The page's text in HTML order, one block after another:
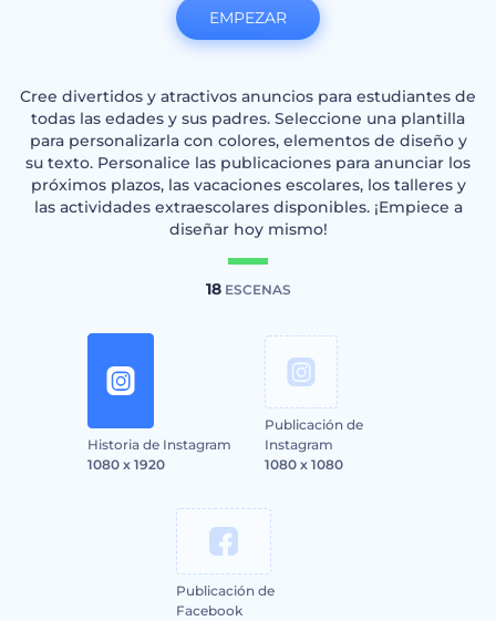
Cree divertidos y atractivos anuncios para estudiantes de
todas las edades y sus padres. Seleccione una plantilla
para personalizarla con colores, elementos de diseño y
su texto. Personalice las publicaciones para anunciar los
próximos plazos, las vacaciones escolares, los talleres y
las actividades extraescolares disponibles. ¡Empiece a
diseñar hoy mismo!
18ESCENAS
Historia de Instagram
1080 x 1920
Publicación de
Instagram
1080 x 1080
Publicación de
Facebook
EMPEZAR